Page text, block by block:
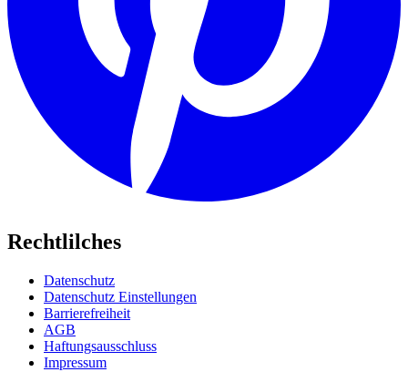
Rechtlilches
Datenschutz
Datenschutz Einstellungen
Barrierefreiheit
AGB
Haftungsausschluss
Impressum